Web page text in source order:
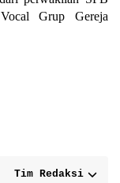
Grup Gereja
Tim Redaksi